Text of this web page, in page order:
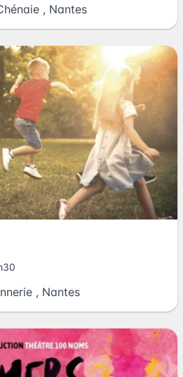
, Nantes
, Nantes